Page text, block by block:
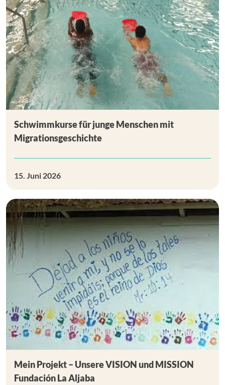
Schwimmkurse für junge Menschen mit
Migrationsgeschichte
15. Juni 2026
Mein Projekt – Unsere VISION und MISSION
Fundación La Aljaba